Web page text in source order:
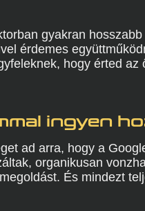
gyakran
érdemes
hogy érted
ingyen
ad arra, hogy a
organikusan
És mindezt